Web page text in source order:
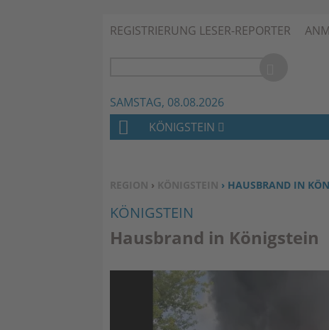
REGISTRIERUNG LESER-REPORTER
SAMSTAG, 08.08.2026
SIE BEFINDEN SICH HIER:
REGION › KÖNIGSTEIN › HAUSBRAND IN
KÖNIGSTEIN
Hausbrand in Königstein
H
M
E
KÖNIGSTEIN